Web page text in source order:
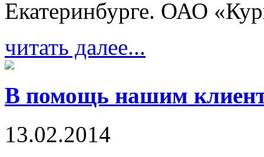
Екатеринбурге. ОАО
читать далее...
В помощь нашим
13.02.2014